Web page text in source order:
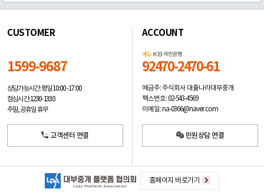
CUSTOMER
1599-9687
상담가능시간: 평일10:00 -17:00
점심시간: 12:30 - 13:30
주말, 공휴일 휴무
고객센터 연결
ACCOUNT
92470-2470-61
예금주: 주식회사 대출나라대부중개
팩스번호: 02-543-4569
이메일: na-0366@naver.com
민원상담 연결
홈페이지 바로가기